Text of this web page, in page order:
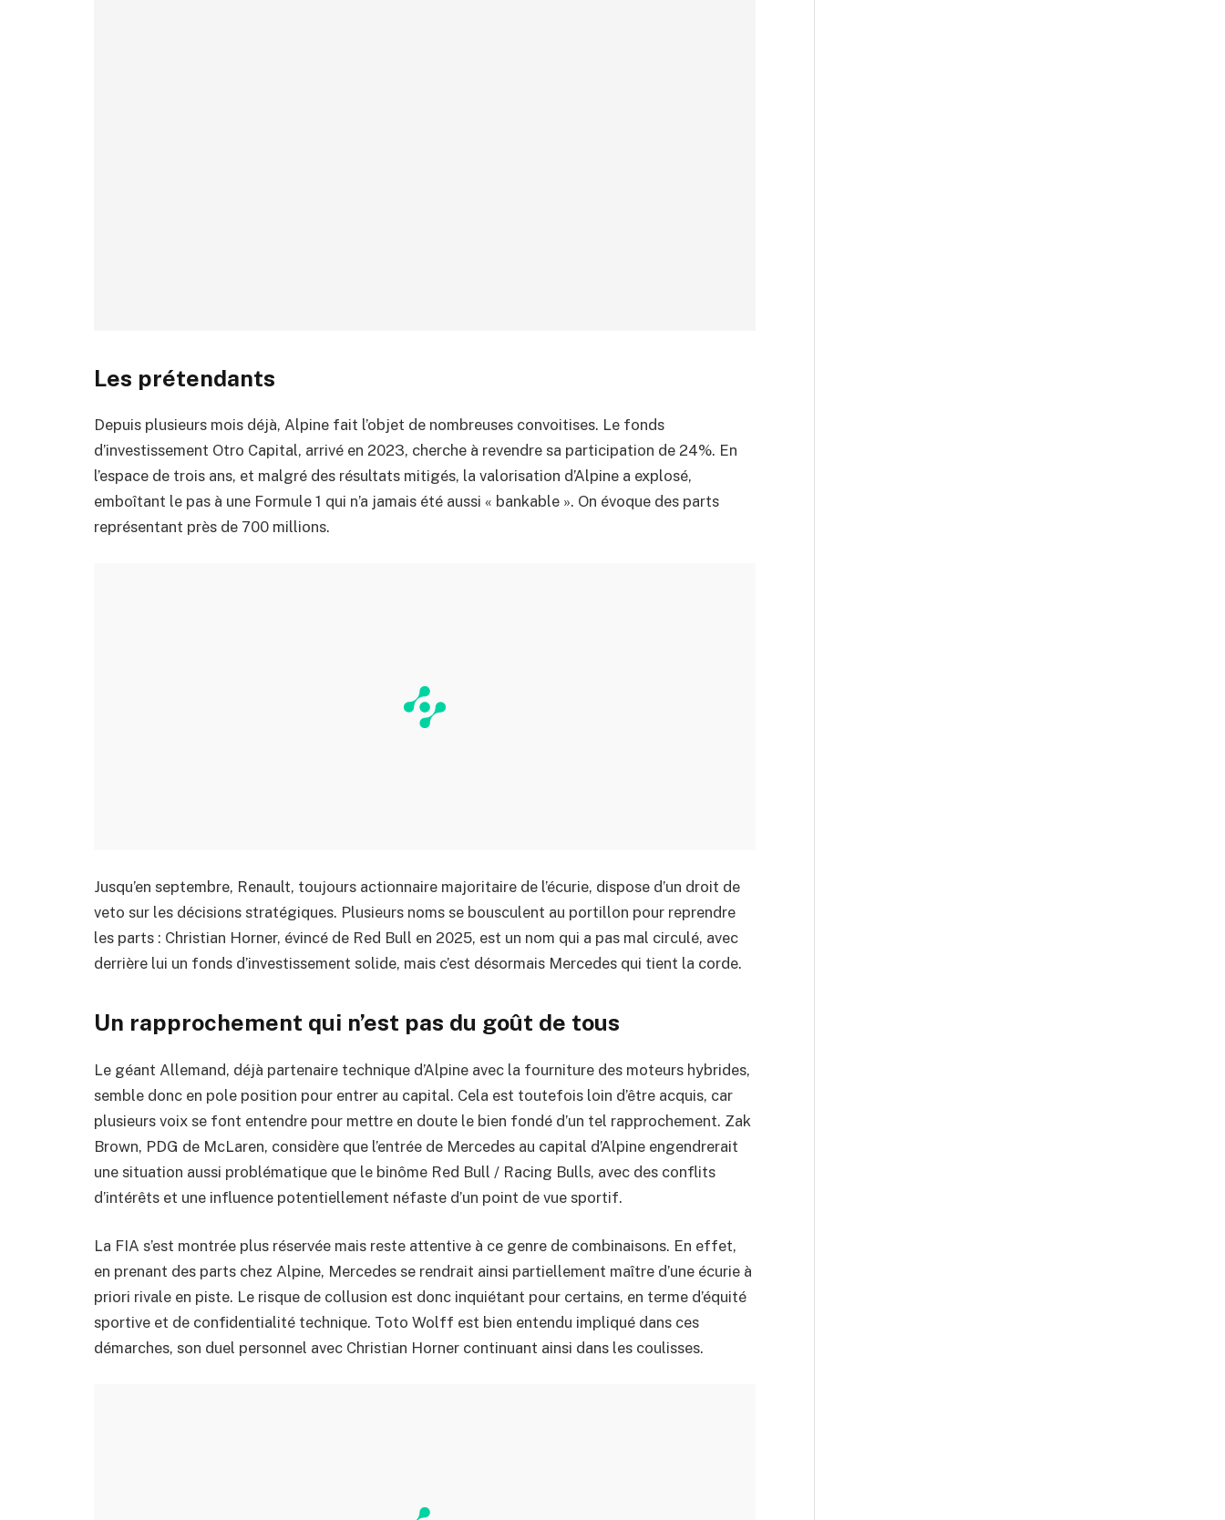
Les prétendants
Depuis plusieurs mois déjà, Alpine fait l’objet de nombreuses convoitises. Le fonds
d’investissement Otro Capital, arrivé en 2023, cherche à revendre sa participation de 24%. En
l’espace de trois ans, et malgré des résultats mitigés, la valorisation d’Alpine a explosé,
emboîtant le pas à une Formule 1 qui n’a jamais été aussi « bankable ». On évoque des parts
représentant près de 700 millions.
Jusqu’en septembre, Renault, toujours actionnaire majoritaire de l’écurie, dispose d’un droit de
veto sur les décisions stratégiques. Plusieurs noms se bousculent au portillon pour reprendre
les parts : Christian Horner, évincé de Red Bull en 2025, est un nom qui a pas mal circulé, avec
derrière lui un fonds d’investissement solide, mais c’est désormais Mercedes qui tient la corde.
Un rapprochement qui n’est pas du goût de tous
Le géant Allemand, déjà partenaire technique d’Alpine avec la fourniture des moteurs hybrides,
semble donc en pole position pour entrer au capital. Cela est toutefois loin d’être acquis, car
plusieurs voix se font entendre pour mettre en doute le bien fondé d’un tel rapprochement. Zak
Brown, PDG de McLaren, considère que l’entrée de Mercedes au capital d’Alpine engendrerait
une situation aussi problématique que le binôme Red Bull / Racing Bulls, avec des conflits
d’intérêts et une influence potentiellement néfaste d’un point de vue sportif.
La FIA s’est montrée plus réservée mais reste attentive à ce genre de combinaisons. En effet,
en prenant des parts chez Alpine, Mercedes se rendrait ainsi partiellement maître d’une écurie à
priori rivale en piste. Le risque de collusion est donc inquiétant pour certains, en terme d’équité
sportive et de confidentialité technique. Toto Wolff est bien entendu impliqué dans ces
démarches, son duel personnel avec Christian Horner continuant ainsi dans les coulisses.